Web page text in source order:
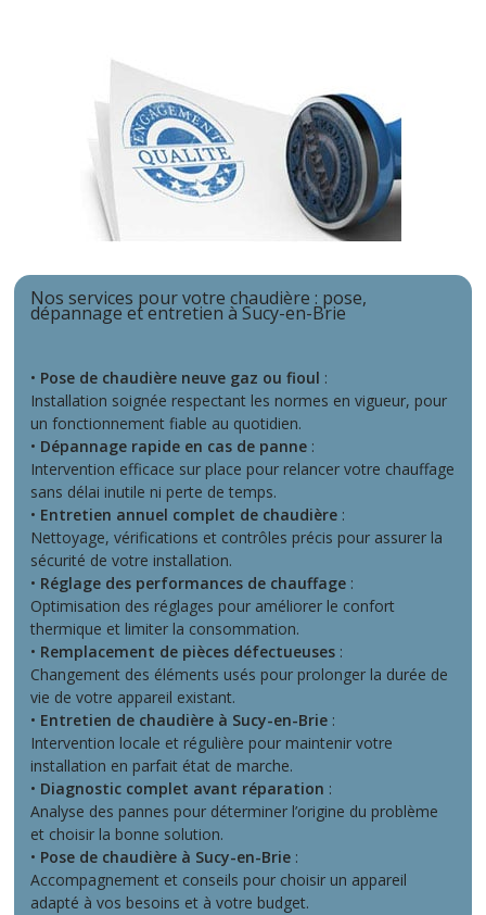
Nos services pour votre chaudière : pose,
dépannage et entretien à Sucy-en-Brie
• Pose de chaudière neuve gaz ou fioul :
Installation soignée respectant les normes en vigueur, pour
un fonctionnement fiable au quotidien.
• Dépannage rapide en cas de panne :
Intervention efficace sur place pour relancer votre chauffage
sans délai inutile ni perte de temps.
• Entretien annuel complet de chaudière :
Nettoyage, vérifications et contrôles précis pour assurer la
sécurité de votre installation.
• Réglage des performances de chauffage :
Optimisation des réglages pour améliorer le confort
thermique et limiter la consommation.
• Remplacement de pièces défectueuses :
Changement des éléments usés pour prolonger la durée de
vie de votre appareil existant.
• Entretien de chaudière à Sucy-en-Brie :
Intervention locale et régulière pour maintenir votre
installation en parfait état de marche.
• Diagnostic complet avant réparation :
Analyse des pannes pour déterminer l’origine du problème
et choisir la bonne solution.
• Pose de chaudière à Sucy-en-Brie :
Accompagnement et conseils pour choisir un appareil
adapté à vos besoins et à votre budget.